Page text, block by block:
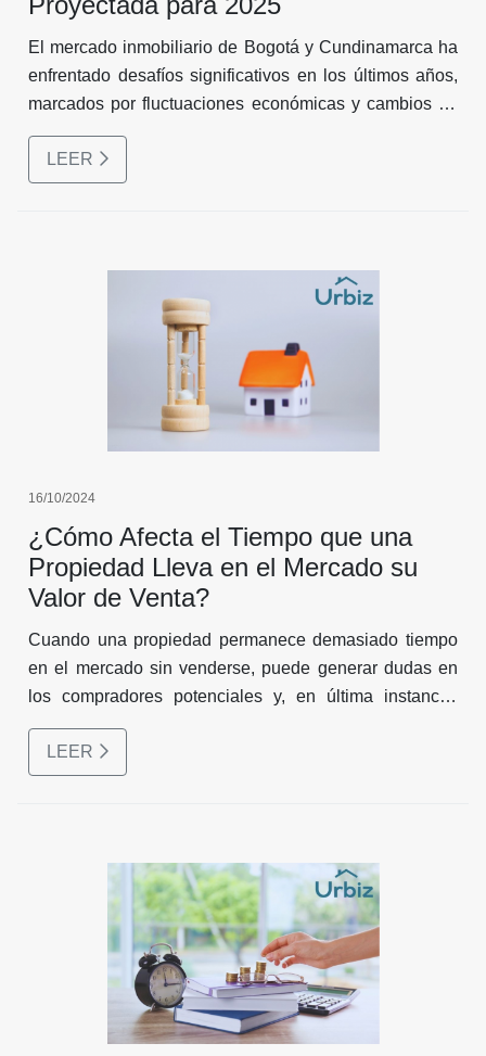
El mercado inmobiliario de Bogotá y Cundinamarca ha
enfrentado desafíos significativos en los últimos años,
marcados por fluctuaciones económicas y cambios en
la demanda de los compradores. Sin embargo, según
proyecciones recientes, se espera una recuperación
importante para el año 2025.
LEER
16/10/2024
¿Cómo Afecta el Tiempo que una
Propiedad Lleva en el Mercado su
Valor de Venta?
Cuando una propiedad permanece demasiado tiempo
en el mercado sin venderse, puede generar dudas en
los compradores potenciales y, en última instancia,
impactar negativamente su valor de venta.
LEER